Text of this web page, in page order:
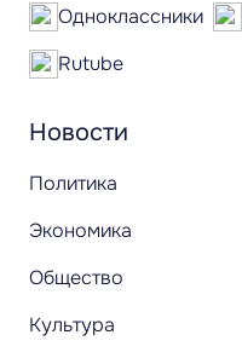
Новости
Политика
Экономика
Общество
Культура
Одноклассники
Rutube